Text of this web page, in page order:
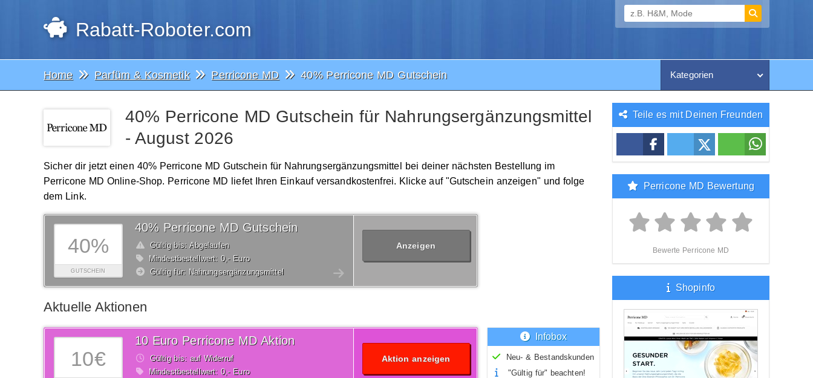
Rabatt-Roboter.com
Home Parfüm & Kosmetik Perricone MD 40% Perricone MD Gutschein Kategorien
40% Perricone MD Gutschein für Nahrungsergänzungsmittel
- August 2026
Sicher dir jetzt einen 40% Perricone MD Gutschein für Nahrungsergänzungsmittel bei deiner nächsten Bestellung im
Perricone MD Online-Shop. Perricone MD liefet Ihren Einkauf versandkostenfrei. Klicke auf "Gutschein anzeigen" und folge
dem Link.
40%
GUTSCHEIN
40% Perricone MD Gutschein
Gültig bis: Abgelaufen
Mindestbestellwert: 0,- Euro
Gültig für: Nahrungsergänzungsmittel
Anzeigen
Aktuelle Aktionen
10€
10 Euro Perricone MD Aktion
Gültig bis: auf Widerruf
Mindestbestellwert: 0,- Euro
Aktion anzeigen
Infobox
Neu- & Bestandskunden
"Gültig für" beachten!
Teile es mit Deinen Freunden
Perricone MD Bewertung
Bewerte Perricone MD
Shopinfo